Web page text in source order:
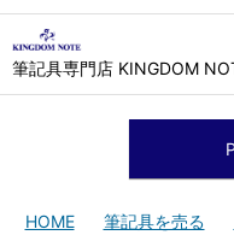
筆記具専門店 KINGDOM
HOME 筆記具を売る